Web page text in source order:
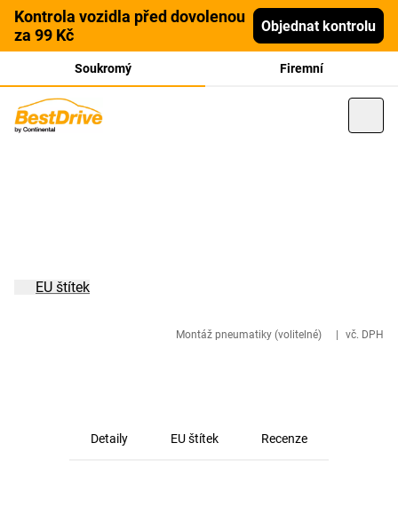
Kontrola vozidla před dovolenou
za 99 Kč
Objednat kontrolu
Soukromý Firemní
Montáž pneumatiky (volitelné) vč. DPH
EU štítek
Detaily EU štítek Recenze